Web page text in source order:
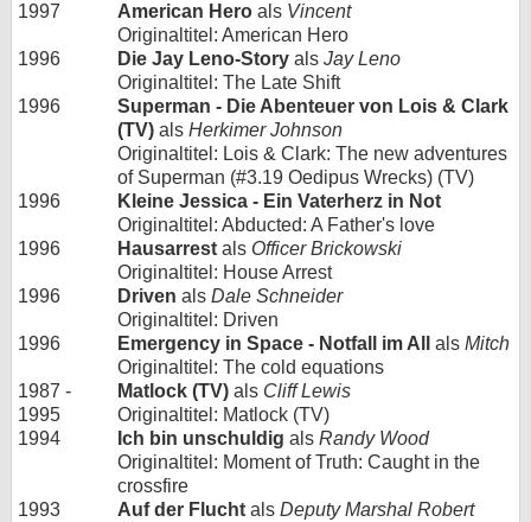
1997
American Hero als Vincent
Originaltitel: American Hero
1996
Die Jay Leno-Story als Jay Leno
Originaltitel: The Late Shift
1996
Superman - Die Abenteuer von Lois & Clark
(TV) als Herkimer Johnson
Originaltitel: Lois & Clark: The new adventures
of Superman (#3.19 Oedipus Wrecks) (TV)
1996
Kleine Jessica - Ein Vaterherz in Not
Originaltitel: Abducted: A Father's love
1996
Hausarrest als Officer Brickowski
Originaltitel: House Arrest
1996
Driven als Dale Schneider
Originaltitel: Driven
1996
Emergency in Space - Notfall im All als Mitch
Originaltitel: The cold equations
1987 -
1995
Matlock (TV) als Cliff Lewis
Originaltitel: Matlock (TV)
1994
Ich bin unschuldig als Randy Wood
Originaltitel: Moment of Truth: Caught in the
crossfire
1993
Auf der Flucht als Deputy Marshal Robert